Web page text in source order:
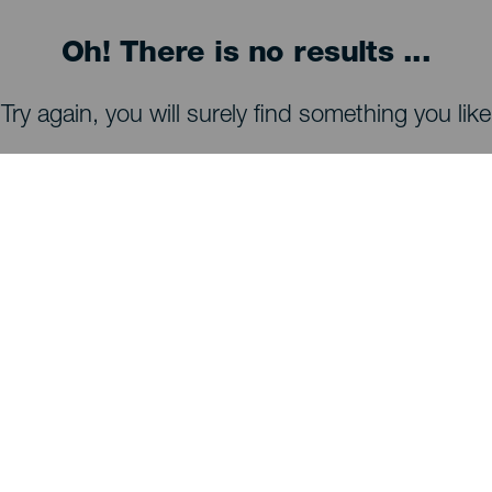
Oh! There is no results ...
Try again, you will surely find something you like